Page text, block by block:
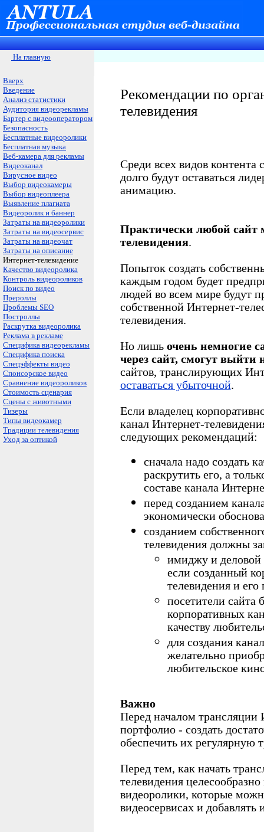
На главную
Вверх
Введение
Анализ статистики
Аудитория видеорекламы
Бартер с видеооператором
Безопасность
Бесплатные видеоролики
Бесплатная музыка
Веб-камера для рекламы
Видеоканал
Вирусное видео
Выбор видеокамеры
Выбор видеоплеера
Выявление плагиата
Видеоролик и баннер
Затраты на видеоролики
Затраты на видеосервис
Затраты на видеочат
Затраты на описание
Интернет-телевидение
Качество видеоролика
Контроль видеороликов
Поиск по видео
Прероллы
Проблемы SEO
Построллы
Раскрутка видеоролика
Реклама в рекламе
Специфика видеорекламы
Специфика поиска
Спецэффекты видео
Спонсорское видео
Сравнение видеороликов
Стоимость сценария
Сцены с животными
Тизеры
Типы видеокамер
Традиции телевидения
Уход за оптикой
Рекомендации по
телевидения
Среди всех видов контента
долго будут оставаться
анимацию.
Практически любой сайт
телевидения.
Попыток создать
каждым годом будет
людей во всем мире будут
собственной Интернет-
телевидения.
Но лишь очень немногие
через сайт, смогут выйти
сайтов, транслирующих
оставаться убыточной.
Если владелец
канал Интернет-
следующих рекомендаций:
сначала надо создать
раскрутить его, а
составе канала
перед созданием
экономически
созданием
телевидения должны
имиджу и деловой
если созданный
телевидения и его
посетители сайта
корпоративных
качеству
для создания
желательно
любительское
Важно
Перед началом трансляции
портфолио - создать
обеспечить их регулярную
Перед тем, как начать
телевидения
видеоролики, которые
видеосервисах и добавлять